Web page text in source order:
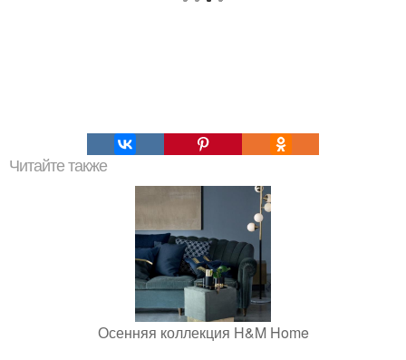
Читайте также
Осенняя коллекция H&M Home